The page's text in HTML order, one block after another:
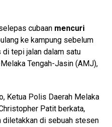
cubaan mencuri
ke kampung sebelum
tepi jalan dalam satu
Tengah-Jasin (AMJ),
Ketua Polis Daerah Melaka
Patit berkata,
diletakkan di sebuah stesen